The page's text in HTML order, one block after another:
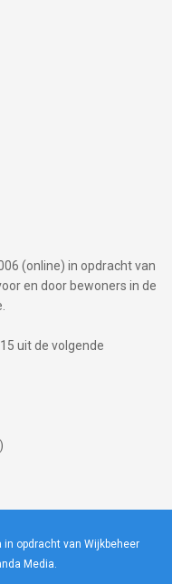
(online) in opdracht van
en door bewoners in de
uit de volgende
in opdracht van Wijkbeheer
Media